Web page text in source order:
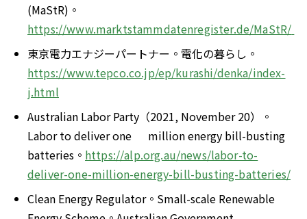
(MaStR)。
東京電力エナジーパートナー。電化の暮らし。
https://www.tepco.co.jp/ep/kurashi/denka/index-
j.html
Australian Labor Party（2021, November 20）。
Labor to deliver one      million energy bill-busting
batteries。 https://alp.org.au/news/labor-to-
deliver-one-million-energy-bill-busting-batteries/
Clean Energy Regulator。Small-scale Renewable